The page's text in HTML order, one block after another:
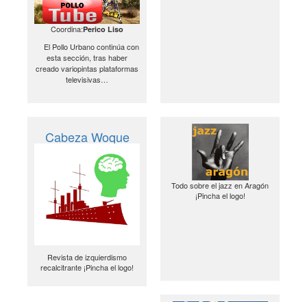
Coordina:Perico Liso
El Pollo Urbano continúa con
esta sección, tras haber
creado variopintas plataformas
televisivas…
Cabeza Woque
Revista de izquierdismo
recalcitrante ¡Pincha el logo!
Todo sobre el jazz en Aragón
¡Pincha el logo!